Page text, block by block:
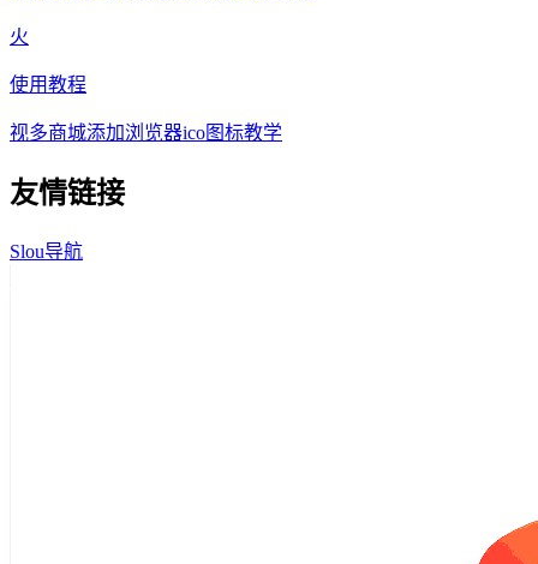
火
使用教程
视多商城添加浏览器ico图标教学
友情链接
Slou导航